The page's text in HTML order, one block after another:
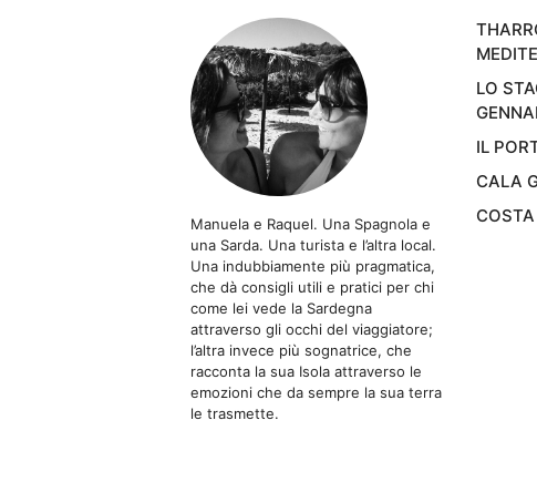
Manuela e Raquel. Una Spagnola e
una Sarda. Una turista e l’altra local.
Una indubbiamente più pragmatica,
che dà consigli utili e pratici per chi
come lei vede la Sardegna
attraverso gli occhi del viaggiatore;
l’altra invece più sognatrice, che
racconta la sua Isola attraverso le
emozioni che da sempre la sua terra
le trasmette.
LO
IL
CALA